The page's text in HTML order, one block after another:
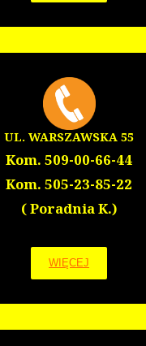
LEKARZA
GABINET ZABIEGOWY
PORADNIE
PUNKT POBRAŃ
PRACOWNIA RTG
REHABILITACJA
WARSZAWSKA 55
LEKARZA
GABINET ZABIEGOWY
PORADNIE
DLA PACJENTA
PRAWA PACJENTA
BADANIE W KIERUNKU
SZCZEPIENIA NA
UL. WARSZAWSKA 55
Kom. 509-00-66-44
Kom. 505-23-85-22
( Poradnia K.)
WIĘCEJ